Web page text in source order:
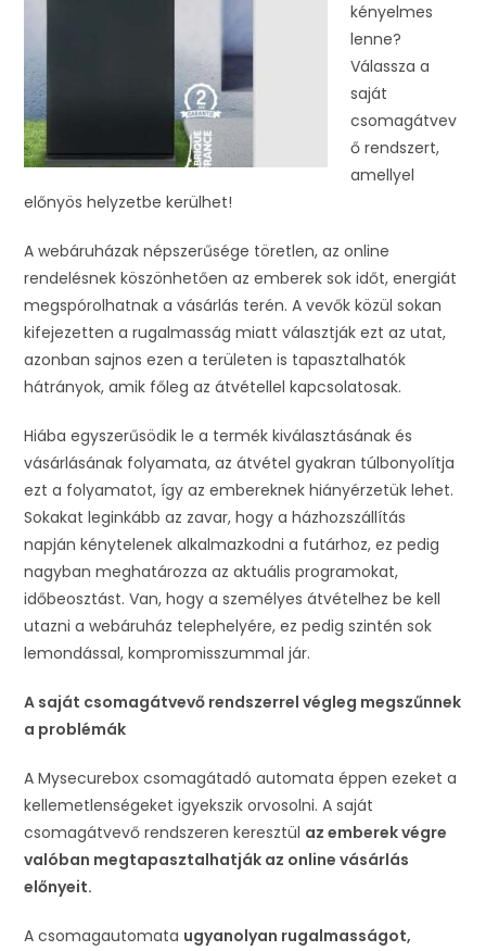
kényelmes
lenne?
Válassza a
saját
csomagátvev
ő rendszert,
amellyel
előnyös helyzetbe kerülhet!
A webáruházak népszerűsége töretlen, az online
rendelésnek köszönhetően az emberek sok időt, energiát
megspórolhatnak a vásárlás terén. A vevők közül sokan
kifejezetten a rugalmasság miatt választják ezt az utat,
azonban sajnos ezen a területen is tapasztalhatók
hátrányok, amik főleg az átvétellel kapcsolatosak.
Hiába egyszerűsödik le a termék kiválasztásának és
vásárlásának folyamata, az átvétel gyakran túlbonyolítja
ezt a folyamatot, így az embereknek hiányérzetük lehet.
Sokakat leginkább az zavar, hogy a házhozszállítás
napján kénytelenek alkalmazkodni a futárhoz, ez pedig
nagyban meghatározza az aktuális programokat,
időbeosztást. Van, hogy a személyes átvételhez be kell
utazni a webáruház telephelyére, ez pedig szintén sok
lemondással, kompromisszummal jár.
A saját csomagátvevő rendszerrel végleg megszűnnek
a problémák
A Mysecurebox csomagátadó automata éppen ezeket a
kellemetlenségeket igyekszik orvosolni. A saját
csomagátvevő rendszeren keresztül az emberek végre
valóban megtapasztalhatják az online vásárlás
előnyeit.
A csomagautomata ugyanolyan rugalmasságot,